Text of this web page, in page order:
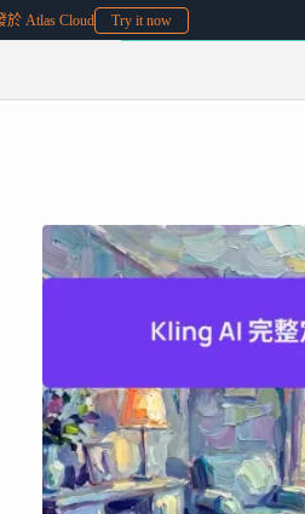
於 Atlas Cloud Try it now